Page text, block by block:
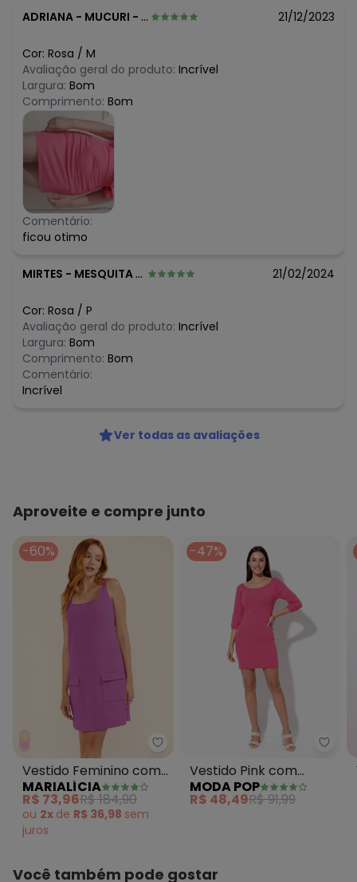
ADRIANA - MUCURI - BA 21/12/2023
Cor: Rosa / M
Avaliação geral do produto: Incrível
Largura: Bom
Comprimento: Bom
Comentário:
ficou otimo
MIRTES - MESQUITA - RJ 21/02/2024
Cor: Rosa / P
Avaliação geral do produto: Incrível
Largura: Bom
Comprimento: Bom
Comentário:
Incrível
Ver todas as avaliações
Aproveite e compre junto
-60%
Marialícia - Vestido Feminino
Vestido Feminino com
Bolsos Lapela Rosa
MARIALÍCIA
R$ 73,96R$ 184,90
ou 2x de R$ 36,98 sem
juros
-47%
Vestido Pink com
Decote Ombro a
Ombro
MODA POP
R$ 48,49R$ 91,99
Você também pode gostar